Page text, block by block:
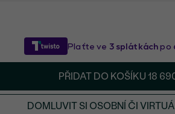
PŘIDAT DO KOŠÍKU 18
DOMLUVIT SI OSOBNÍ ČI